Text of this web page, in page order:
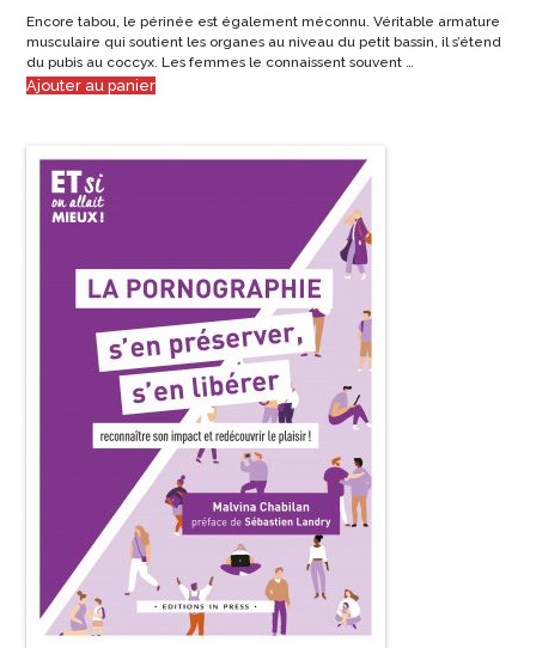
Encore tabou, le périnée est également méconnu. Véritable armature
musculaire qui soutient les organes au niveau du petit bassin, il s’étend
du pubis au coccyx. Les femmes le connaissent souvent …
Ajouter au panier